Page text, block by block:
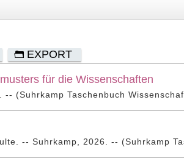
EXPORT
für die Wissenschaften
(Suhrkamp Taschenbuch
-- Suhrkamp, 2026. -- (Suhrkamp